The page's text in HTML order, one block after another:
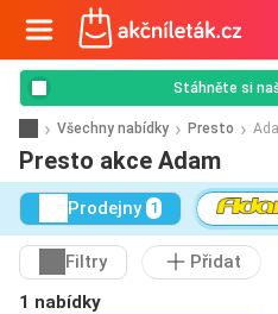
Stáhněte si
Všechny nabídky Presto
Presto akce Adam
Prodejny 1
Filtry
Přidat
1 nabídky